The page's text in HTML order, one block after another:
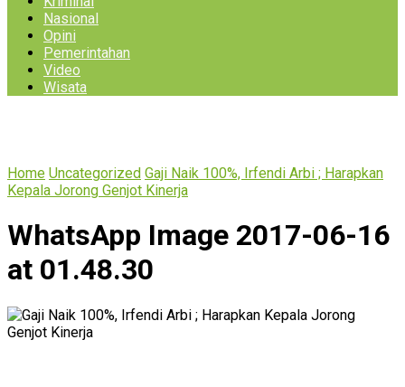
Nasional
Opini
Pemerintahan
Video
Wisata
Home Uncategorized Gaji Naik 100%, Irfendi Arbi ; Harapkan
Kepala Jorong Genjot Kinerja
WhatsApp Image 2017-06-16
at 01.48.30